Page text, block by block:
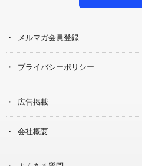
メルマガ会員登録
プライバシーポリシー
広告掲載
会社概要